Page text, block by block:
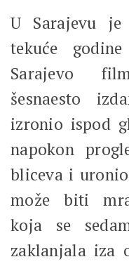
U Sarajevu
tekuće
Sarajevo
šesnaesto
izronio ispod
napokon
bliceva i
može biti
koja se
zaklanjala iza